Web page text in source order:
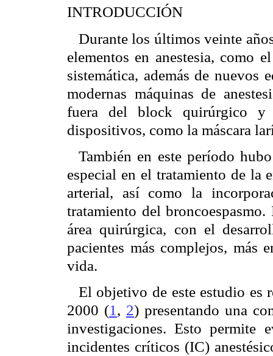
INTRODUCCIÓN
Durante los últimos veinte
elementos en anestesia, como
sistemática, además de nuevos
modernas máquinas de
fuera del block quirúrgico y
dispositivos, como la máscara
También en este período
especial en el tratamiento de la
arterial, así como la
tratamiento del
área quirúrgica, con el
pacientes más complejos, más
vida.
El objetivo de este estudio es
2000 (1 , 2) presentando una
investigaciones. Esto permite
incidentes críticos (IC)